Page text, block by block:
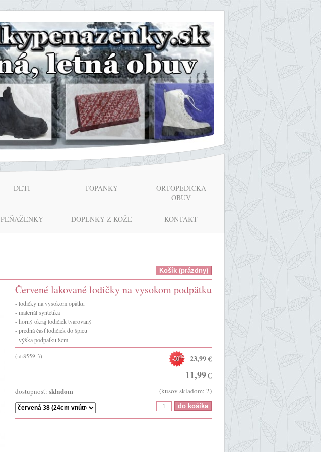
DETI TOPÁNKY
ORTOPEDICKÁ
OBUV
PEŇAŽENKY DOPLNKY Z KOŽE KONTAKT
Červené lakované lodičky na vysokom podpätku
- lodičky na vysokom opätku
- materiál syntetika
- horný okraj lodičiek tvarovaný
- predná časť lodičiek do špicu
- výška podpätku 8cm
(id:8559-3) 23,99€
-50%
11,99€
dostupnosť: skladom (kusov skladom: 2)